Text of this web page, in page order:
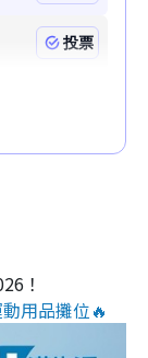
！
用品攤位🔥